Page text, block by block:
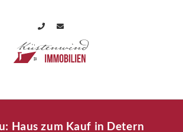
Haus zum Kauf in Detern